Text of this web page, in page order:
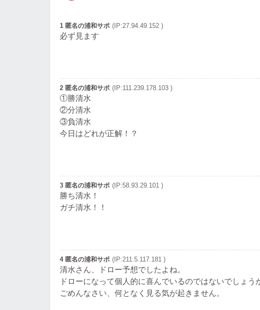
1 匿名の浦和サポ (IP:27.94.49.152 )
必ず見ます
2 匿名の浦和サポ (IP:111.239.178.103 )
①勝清水
②分清水
③負清水
今日はどれが正解！？
3 匿名の浦和サポ (IP:58.93.29.101 )
勝ち清水！
ガチ清水！！
4 匿名の浦和サポ (IP:211.5.117.181 )
清水さん、ドロー予想でしたよね。
ドローになって個人的に喜んでいるのではないでしょう
ごめんなさい、何となく見る気が起きません。